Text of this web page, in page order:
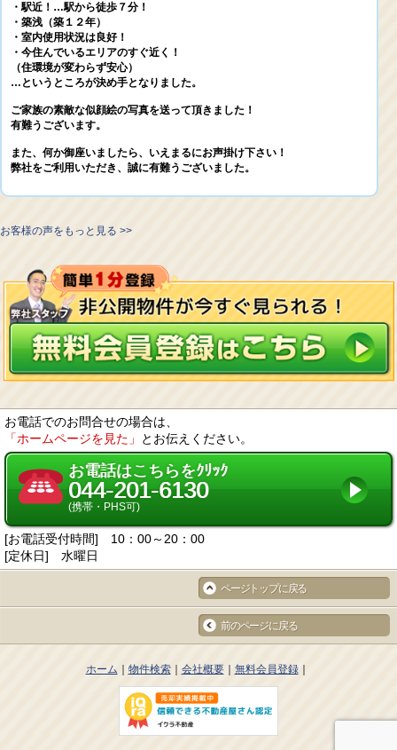
・駅近！…駅から徒歩７分！
・築浅（築１２年）
・室内使用状況は良好！
・今住んでいるエリアのすぐ近く！
（住環境が変わらず安心）
…というところが決め手となりました。
ご家族の素敵な似顔絵の写真を送って頂きました！
有難うございます。
また、何か御座いましたら、いえまるにお声掛け下さい！
弊社をご利用いただき、誠に有難うございました。
お客様の声をもっと見る >>
お電話でのお問合せの場合は、
「ホームページを見た」
とお伝えください。
お電話はこちらをｸﾘｯｸ
044-201-6130
(携帯・PHS可)
[お電話受付時間] 10：00～20：00
[定休日] 水曜日
ページトップに戻る
前のページに戻る
ホーム 物件検索 会社概要 無料会員登録